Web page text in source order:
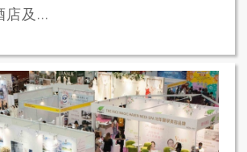
店及...